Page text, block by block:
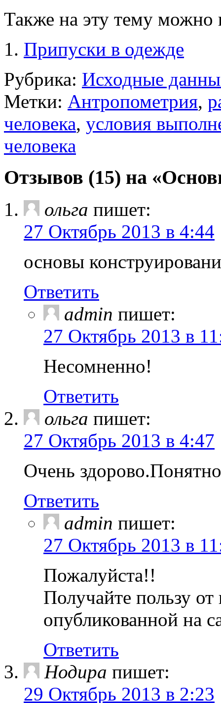
Также на эту тему можно
Припуски в одежде
Рубрика: Исходные
Метки: Антропометрия,
человека, условия
человека
Отзывов (15) на
ольга пишет:
27 Октябрь 2013 в 4:44
основы
Ответить
admin пишет:
27 Октябрь 2013 в
Несомненно!
Ответить
ольга пишет:
27 Октябрь 2013 в 4:47
Очень
Ответить
admin пишет:
27 Октябрь 2013 в
Пожалуйста!!
Получайте пользу от
опубликованной на
Ответить
Нодира пишет:
29 Октябрь 2013 в 2:23